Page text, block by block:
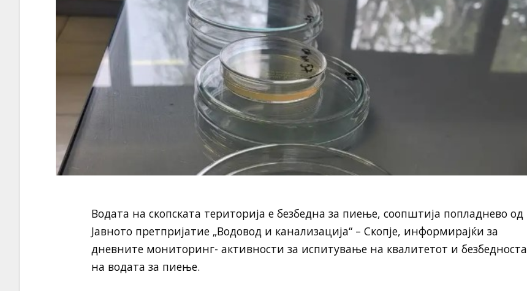
Водата на скопската територија е безбедна за пиење, соопштија попладнево од
Јавното претпријатие „Водовод и канализација“ – Скопје, информирајќи за
дневните мониторинг- активности за испитување на квалитетот и безбедноста
на водата за пиење.